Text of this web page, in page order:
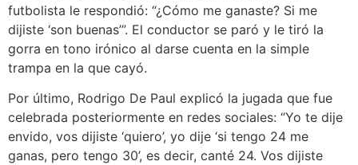
futbolista le respondió: “¿Cómo me ganaste? Si me
dijiste ‘son buenas’”. El conductor se paró y le tiró la
gorra en tono irónico al darse cuenta en la simple
trampa en la que cayó.
Por último, Rodrigo De Paul explicó la jugada que fue
celebrada posteriormente en redes sociales: “Yo te dije
envido, vos dijiste ‘quiero’, yo dije ‘si tengo 24 me
ganas, pero tengo 30’, es decir, canté 24. Vos dijiste